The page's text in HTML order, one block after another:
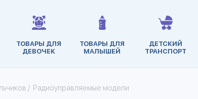
ТОВАРЫ ДЛЯ
ДЕВОЧЕК
ТОВАРЫ ДЛЯ
МАЛЫШЕЙ
ДЕТСКИЙ
ТРАНСПОРТ
/ Радиоуправляемые модели